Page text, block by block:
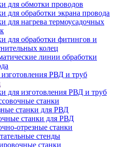
для обмотки проводов
для обработки экрана провода
для нагрева термоусадочных
для обработки фитингов и
колец
линии обработки
РВД и труб
для изготовления РВД и труб
станки
станки для РВД
станки для РВД
отрезные станки
стенды
станки